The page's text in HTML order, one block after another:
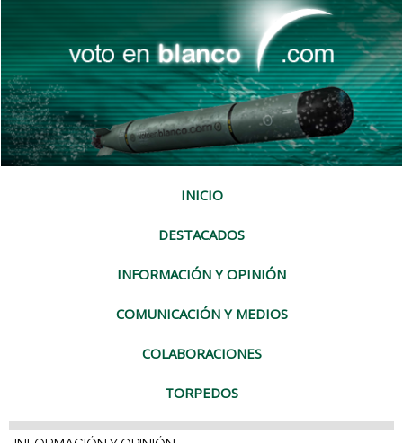
INICIO
DESTACADOS
INFORMACIÓN Y OPINIÓN
COMUNICACIÓN Y MEDIOS
COLABORACIONES
TORPEDOS